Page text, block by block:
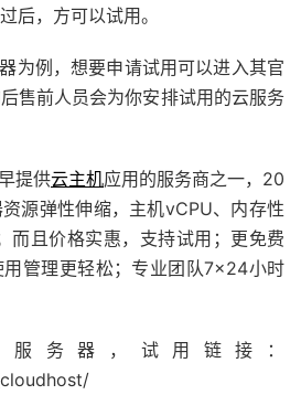
后，方可以试用。
为例，想要申请试用可以进入其官
售前人员会为你安排试用的云服务
提供云主机应用的服务商之一，20
源弹性伸缩，主机vCPU、内存性
而且价格实惠，支持试用；更免费
用管理更轻松；专业团队7×24小时
务器，试用链接：
cloudhost/